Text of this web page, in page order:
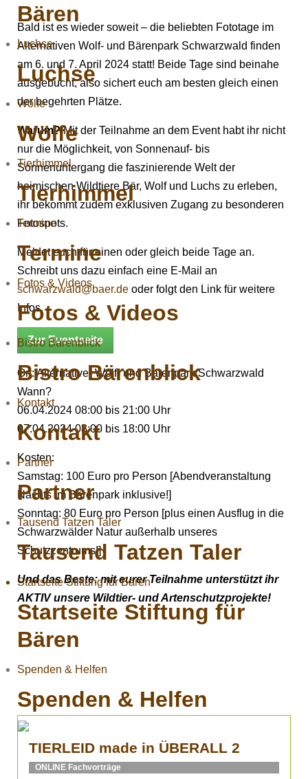
Bären
Luchse
Luchse
Wölfe
Wölfe
Tierhimmel
Tierhimmel
Termine
Termine
Fotos & Videos
Fotos & Videos
Bistro Bärenblick
Bistro Bärenblick
Kontakt
Kontakt
Partner
Partner
Tausend Tatzen Taler
Tausend Tatzen Taler
Startseite Stiftung für Bären
Startseite Stiftung für
Bären
Spenden & Helfen
Spenden & Helfen
Bald ist es wieder soweit – die beliebten Fototage im
Alternativen Wolf- und Bärenpark Schwarzwald finden
am 6. und 7. April 2024 statt! Beide Tage sind beinahe
ausgebucht, also sichert euch am besten gleich einen
der begehrten Plätze.
Warum?Mit der Teilnahme an dem Event habt ihr nicht
nur die Möglichkeit, von Sonnenauf- bis
Sonnenuntergang die faszinierende Welt der
heimischen Wildtiere Bär, Wolf und Luchs zu erleben,
ihr bekommt zudem exklusiven Zugang zu besonderen
Fotospots.
Meldet euch für einen oder gleich beide Tage an.
Schreibt uns dazu einfach eine E-Mail an
schwarzwald@baer.de oder folgt den Link für weitere
Infos.
Zur Eventseite
Ort: Alternativer Wolf- und Bärenpark Schwarzwald
Wann?
06.04.2024 08:00 bis 21:00 Uhr
07.04.2024 08:00 bis 18:00 Uhr
Kosten:
Samstag: 100 Euro pro Person [Abendveranstaltung
Nachts im Bärenpark inklusive!]
Sonntag: 80 Euro pro Person [plus einen Ausflug in die
Schwarzwälder Natur außerhalb unseres
Schutzzentrums!]
Und das Beste: mit eurer Teilnahme unterstützt ihr
AKTIV unsere Wildtier- und Artenschutzprojekte!
TIERLEID made in ÜBERALL 2
ONLINE Fachvorträge